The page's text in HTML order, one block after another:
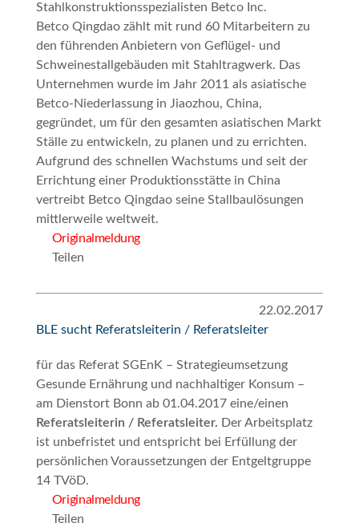
Stahlkonstruktionsspezialisten Betco Inc.
Betco Qingdao zählt mit rund 60 Mitarbeitern zu
den führenden Anbietern von Geflügel- und
Schweinestallgebäuden mit Stahltragwerk. Das
Unternehmen wurde im Jahr 2011 als asiatische
Betco-Niederlassung in Jiaozhou, China,
gegründet, um für den gesamten asiatischen Markt
Ställe zu entwickeln, zu planen und zu errichten.
Aufgrund des schnellen Wachstums und seit der
Errichtung einer Produktionsstätte in China
vertreibt Betco Qingdao seine Stallbaulösungen
mittlerweile weltweit.
Originalmeldung
Teilen
22.02.2017
BLE sucht Referatsleiterin / Referatsleiter
für das Referat SGEnK – Strategieumsetzung
Gesunde Ernährung und nachhaltiger Konsum –
am Dienstort Bonn ab 01.04.2017 eine/einen
Referatsleiterin / Referatsleiter. Der Arbeitsplatz
ist unbefristet und entspricht bei Erfüllung der
persönlichen Voraussetzungen der Entgeltgruppe
14 TVöD.
Originalmeldung
Teilen